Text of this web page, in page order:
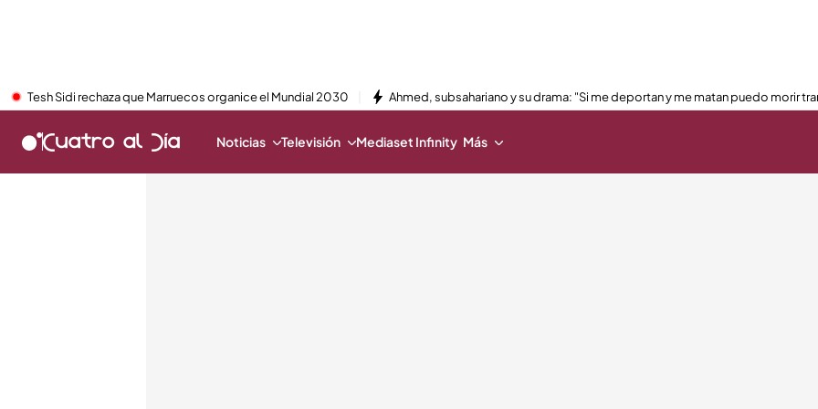
Tesh Sidi rechaza que Marruecos organice el Mundial 2030 Ahmed, subsahariano y su drama: "Si me deportan y me matan puedo morir
Noticias Televisión Mediaset Infinity Más